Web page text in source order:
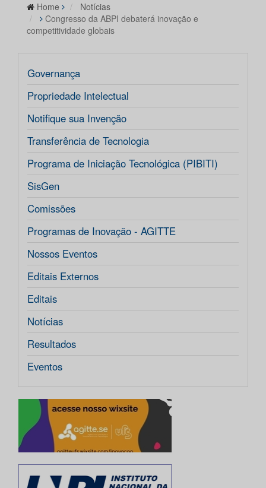
Home
Notícias
Congresso da ABPI debaterá inovação e
competitividade globais
Governança
Propriedade Intelectual
Notifique sua Invenção
Transferência de Tecnologia
Programa de Iniciação Tecnológica (PIBITI)
SisGen
Comissões
Programas de Inovação - AGITTE
Nossos Eventos
Editais Externos
Editais
Notícias
Resultados
Eventos